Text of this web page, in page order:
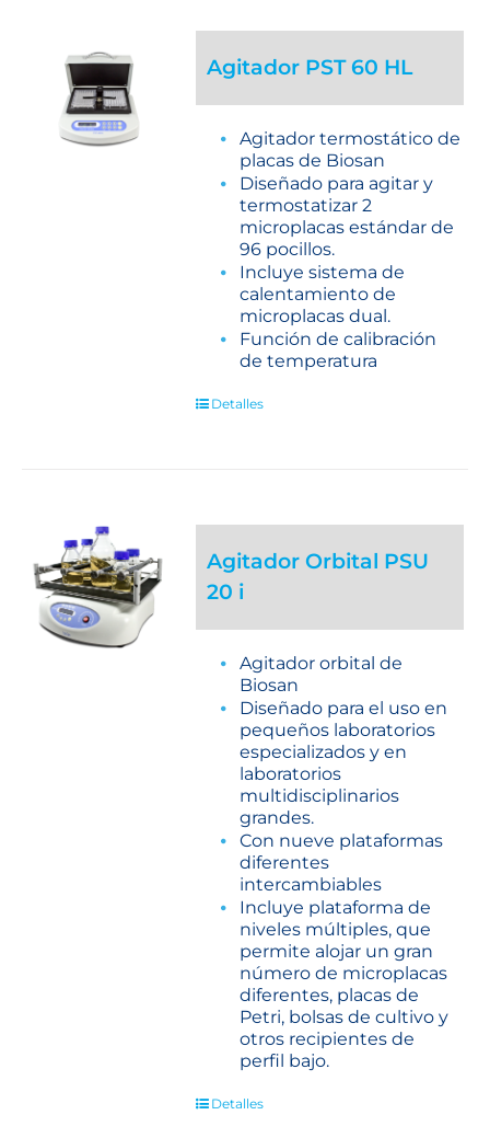
Agitador PST 60 HL
Agitador termostático de
placas de Biosan
Diseñado para agitar y
termostatizar 2
microplacas estándar de
96 pocillos.
Incluye sistema de
calentamiento de
microplacas dual.
Función de calibración
de temperatura
Detalles
Agitador Orbital PSU
20 i
Agitador orbital de
Biosan
Diseñado para el uso en
pequeños laboratorios
especializados y en
laboratorios
multidisciplinarios
grandes.
Con nueve plataformas
diferentes
intercambiables
Incluye plataforma de
niveles múltiples, que
permite alojar un gran
número de microplacas
diferentes, placas de
Petri, bolsas de cultivo y
otros recipientes de
perfil bajo.
Detalles